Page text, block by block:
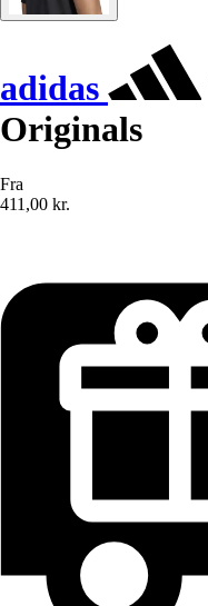
adidas
Originals
Fra
411,00 kr.